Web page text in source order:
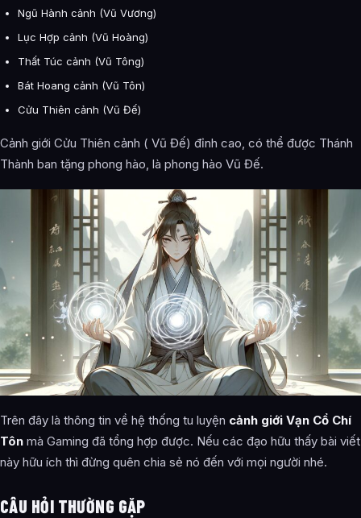
Ngũ Hành cảnh (Vũ Vương)
Lục Hợp cảnh (Vũ Hoàng)
Thất Túc cảnh (Vũ Tông)
Bát Hoang cảnh (Vũ Tôn)
Cửu Thiên cảnh (Vũ Đế)
Cảnh giới Cửu Thiên cảnh ( Vũ Đế) đỉnh cao, có thể được Thánh
Thành ban tặng phong hào, là phong hào Vũ Đế.
Trên đây là thông tin về hệ thống tu luyện cảnh giới Vạn Cổ Chí
Tôn mà Gaming đã tổng hợp được. Nếu các đạo hữu thấy bài viết
này hữu ích thì đừng quên chia sẻ nó đến với mọi người nhé.
CÂU HỎI THƯỜNG GẶP